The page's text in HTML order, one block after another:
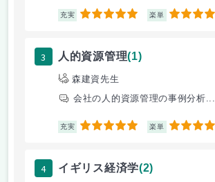
充実 5 楽単 5
3 人的資源管理(1)
森建資先生
会社の人的資源管理の事例分析...
充実 5 楽単 5
4 イギリス経済学(2)